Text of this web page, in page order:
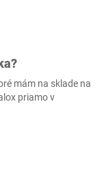
mám na sklade na
priamo v